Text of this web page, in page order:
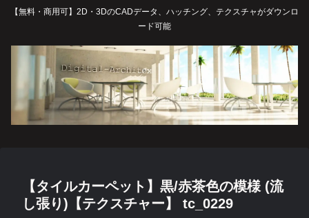
【無料・商用可】2D・3DのCADデータ、ハッチング、テクスチャがダウンロ
ード可能
【タイルカーペット】黒/赤茶色の模様 (流
し張り)【テクスチャー】 tc_0229